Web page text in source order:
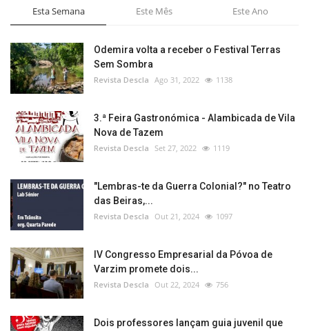
Esta Semana Este Mês Este Ano
Odemira volta a receber o Festival Terras
Sem Sombra
Revista Descla Ago 31, 2022 1138
3.ª Feira Gastronómica - Alambicada de Vila
Nova de Tazem
Revista Descla Set 27, 2022 1119
"Lembras-te da Guerra Colonial?" no Teatro
das Beiras,...
Revista Descla Out 21, 2024 1097
IV Congresso Empresarial da Póvoa de
Varzim promete dois...
Revista Descla Out 22, 2024 756
Dois professores lançam guia juvenil que